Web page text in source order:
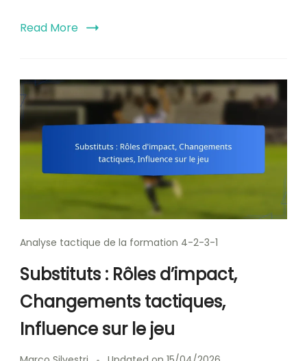
Read More
Analyse tactique de la formation 4-2-3-1
Substituts : Rôles d’impact,
Changements tactiques,
Influence sur le jeu